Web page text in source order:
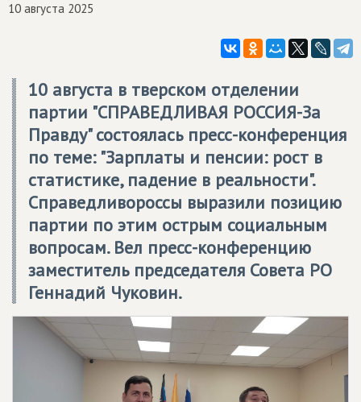
10 августа 2025
10 августа в тверском отделении
партии "СПРАВЕДЛИВАЯ РОССИЯ-За
Правду" состоялась пресс-конференция
по теме: "Зарплаты и пенсии: рост в
статистике, падение в реальности".
Справедливороссы выразили позицию
партии по этим острым социальным
вопросам. Вел пресс-конференцию
заместитель председателя Совета РО
Геннадий Чуковин.